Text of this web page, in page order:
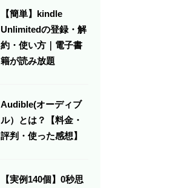
【簡単】kindle
Unlimitedの登録・解
約・使い方｜電子書
籍が読み放題
Audible(オーディブ
ル）とは？【料金・
評判・使った感想】
【実例140個】0秒思